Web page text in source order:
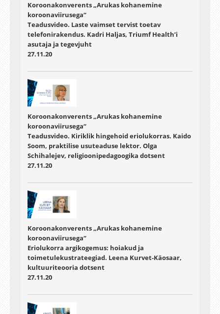
Koroonakonverents „Arukas kohanemine
koroonaviirusega“
Teadusvideo. Laste vaimset tervist toetav
telefonirakendus. Kadri Haljas, Triumf Health’i
asutaja ja tegevjuht
27.11.20
Koroonakonverents „Arukas kohanemine
koroonaviirusega“
Teadusvideo. Kiriklik hingehoid eriolukorras. Kaido
Soom, praktilise usuteaduse lektor. Olga
Schihalejev, religioonipedagoogika dotsent
27.11.20
Koroonakonverents „Arukas kohanemine
koroonaviirusega“
Eriolukorra argikogemus: hoiakud ja
toimetulekustrateegiad. Leena Kurvet-Käosaar,
kultuuriteooria dotsent
27.11.20